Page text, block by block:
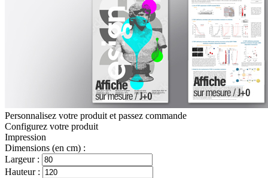
Personnalisez votre produit et passez commande
Configurez votre produit
Impression
Dimensions (en cm) :
Largeur :
Hauteur :